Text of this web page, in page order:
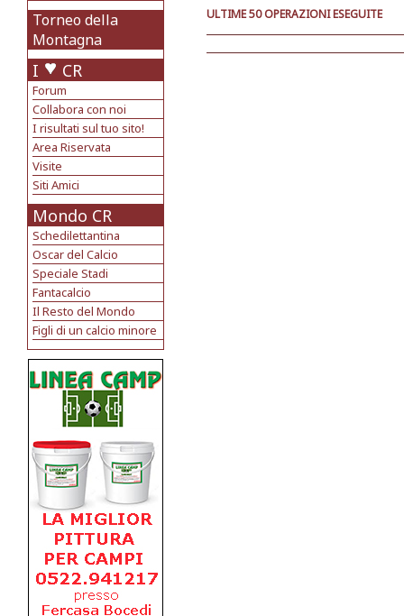
Torneo della
Montagna
I CR
Forum
Collabora con noi
I risultati sul tuo sito!
Area Riservata
Visite
Siti Amici
Mondo CR
Schedilettantina
Oscar del Calcio
Speciale Stadi
Fantacalcio
Il Resto del Mondo
Figli di un calcio minore
ULTIME 50 OPERAZIONI ESEGUITE